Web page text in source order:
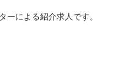
による紹介求人です。